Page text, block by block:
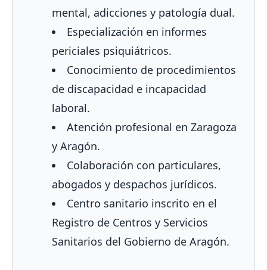
mental, adicciones y patología dual.
Especialización en informes
periciales psiquiátricos.
Conocimiento de procedimientos
de discapacidad e incapacidad
laboral.
Atención profesional en Zaragoza
y Aragón.
Colaboración con particulares,
abogados y despachos jurídicos.
Centro sanitario inscrito en el
Registro de Centros y Servicios
Sanitarios del Gobierno de Aragón.